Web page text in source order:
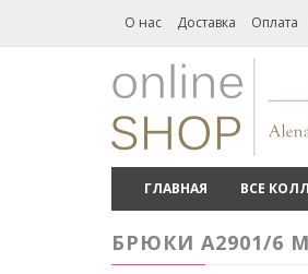
О нас Доставка Оплата
ГЛАВНАЯ ВСЕ
БРЮКИ А2901/6